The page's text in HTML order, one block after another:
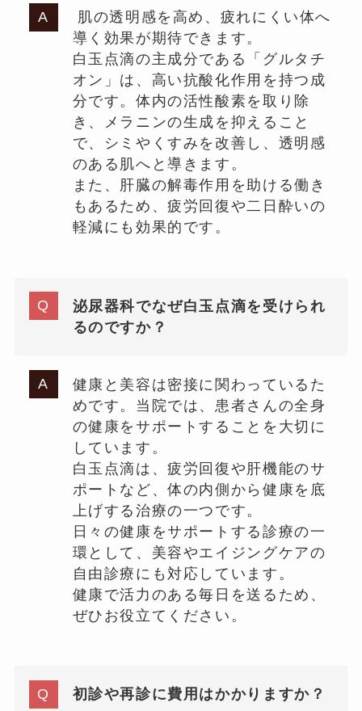
肌の透明感を高め、疲れにくい体へ
導く効果が期待できます。
白玉点滴の主成分である「グルタチ
オン」は、高い抗酸化作用を持つ成
分です。体内の活性酸素を取り除
き、メラニンの生成を抑えること
で、シミやくすみを改善し、透明感
のある肌へと導きます。
また、肝臓の解毒作用を助ける働き
もあるため、疲労回復や二日酔いの
軽減にも効果的です。
泌尿器科でなぜ白玉点滴を受けられ
るのですか？
健康と美容は密接に関わっているた
めです。当院では、患者さんの全身
の健康をサポートすることを大切に
しています。
白玉点滴は、疲労回復や肝機能のサ
ポートなど、体の内側から健康を底
上げする治療の一つです。
日々の健康をサポートする診療の一
環として、美容やエイジングケアの
自由診療にも対応しています。
健康で活力のある毎日を送るため、
ぜひお役立てください。
初診や再診に費用はかかりますか？